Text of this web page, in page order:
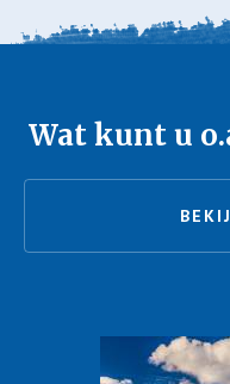
Wat kunt u